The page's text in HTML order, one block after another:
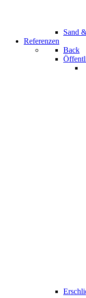
Sand
Referenzen
Back